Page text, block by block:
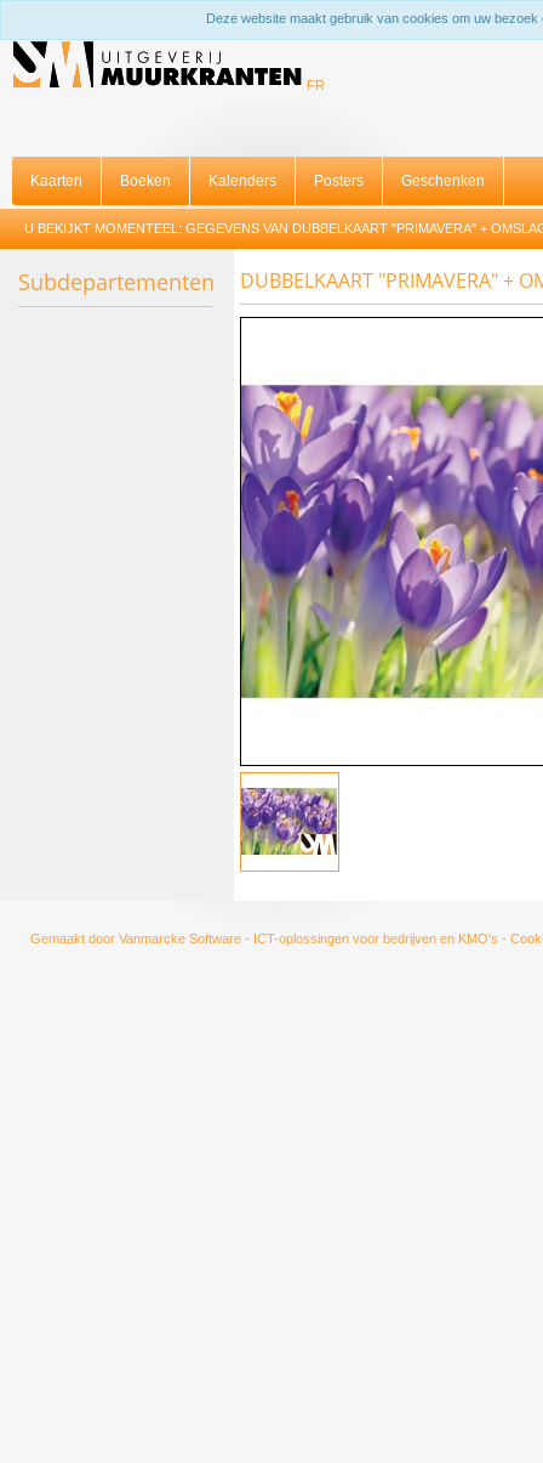
Deze website maakt gebruik van cookies om uw
FR
Kaarten Boeken Kalenders Posters Geschenken
U BEKIJKT MOMENTEEL: GEGEVENS VAN DUBBELKAART "PRIMAVERA" +
Subdepartementen DUBBELKAART "PRIMAVERA" +
Gemaakt door Vanmarcke Software - ICT-oplossingen voor bedrijven en KMO's -